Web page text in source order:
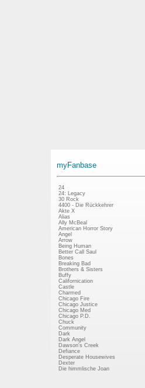
myFanbase
24
24: Legacy
30 Rock
4400 - Die Rückkehrer
Akte X
Alias
Ally McBeal
American Horror Story
Angel
Arrow
Being Human
Better Call Saul
Bones
Breaking Bad
Brothers & Sisters
Buffy
Californication
Castle
Charmed
Chicago Fire
Chicago Justice
Chicago Med
Chicago P.D.
Chuck
Community
Dark
Dark Angel
Dawson's Creek
Defiance
Desperate Housewives
Dexter
Die himmlische Joan